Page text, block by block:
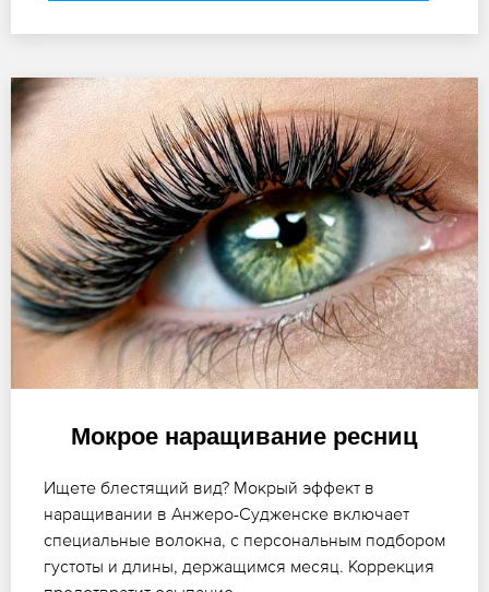
Мокрое наращивание ресниц
Ищете блестящий вид? Мокрый эффект в
наращивании в Анжеро-Судженске включает
специальные волокна, с персональным подбором
густоты и длины, держащимся месяц. Коррекция